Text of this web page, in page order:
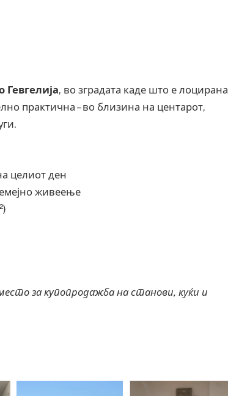
, во зградата каде што е лоцирана
практична – во близина на центарот,
целиот ден
живеење
за купопродажба на станови, куќи и